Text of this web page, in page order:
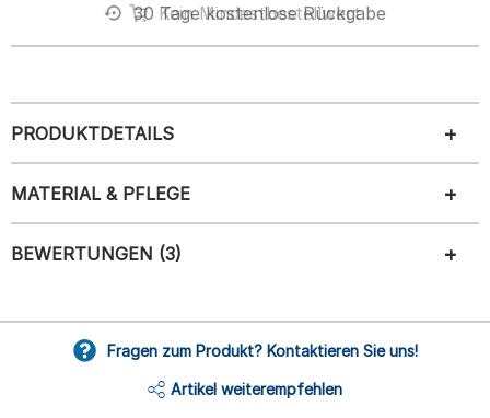
30 Tage kostenlose Rückgabe
Kein Mindestbestellwert
PRODUKTDETAILS
MATERIAL & PFLEGE
BEWERTUNGEN (3)
Fragen zum Produkt? Kontaktieren Sie uns!
Artikel weiterempfehlen